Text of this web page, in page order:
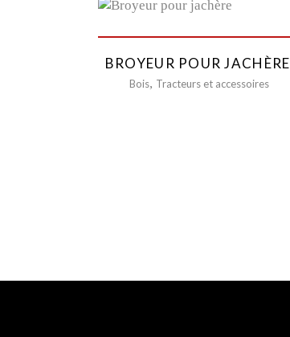
BROYEUR POUR JACHÈRE
Bois, Tracteurs et accessoires